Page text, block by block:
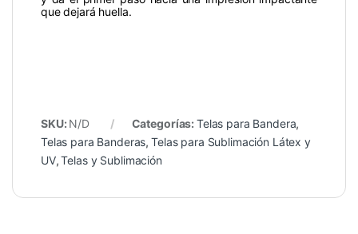
que dejará huella.
SKU: N/D Categorías: Telas para Bandera,
Telas para Banderas,Telas para Sublimación Látex y
UV,Telas y Sublimación